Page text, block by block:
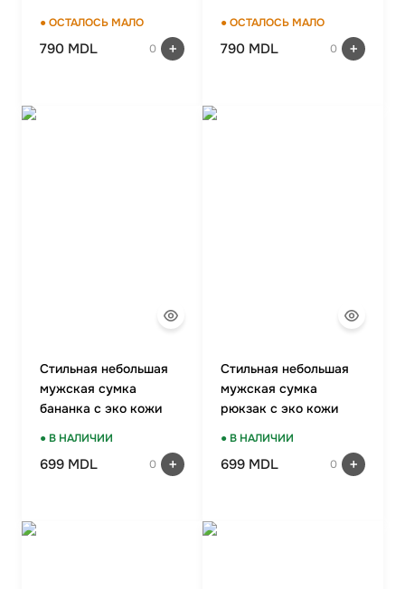
● ОСТАЛОСЬ МАЛО
790 MDL 0
● ОСТАЛОСЬ МАЛО
790 MDL 0
Стильная небольшая
мужская сумка
бананка с эко кожи
● В НАЛИЧИИ
699 MDL 0
Стильная небольшая
мужская сумка
рюкзак с эко кожи
● В НАЛИЧИИ
699 MDL 0